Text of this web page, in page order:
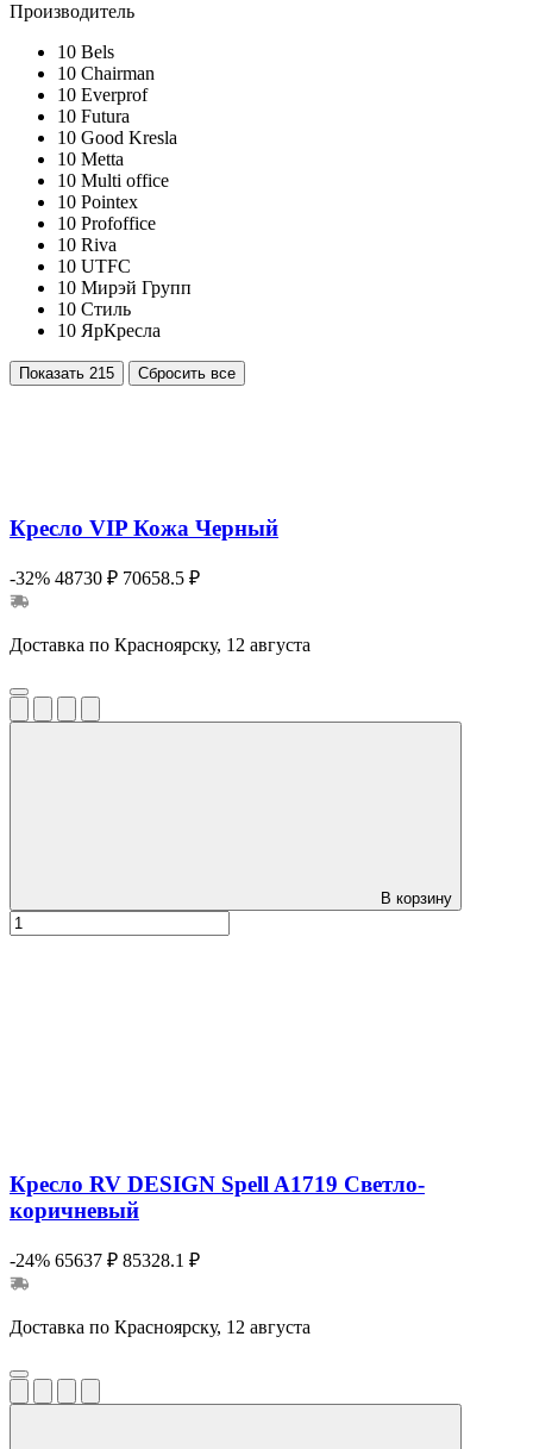
Производитель
10 Bels
10 Chairman
10 Everprof
10 Futura
10 Good Kresla
10 Metta
10 Multi office
10 Pointex
10 Profoffice
10 Riva
10 UTFC
10 Мирэй Групп
10 Стиль
10 ЯрКресла
Показать 215 Сбросить все
Кресло VIP Кожа Черный
-32% 48730 ₽ 70658.5 ₽
Доставка по Красноярску, 12 августа
В корзину
Кресло RV DESIGN Spell A1719 Светло-
коричневый
-24% 65637 ₽ 85328.1 ₽
Доставка по Красноярску, 12 августа